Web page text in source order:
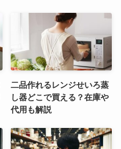
二品作れるレンジせいろ蒸
し器どこで買える？在庫や
代用も解説